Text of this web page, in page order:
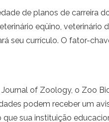
de planos de carreira
eqüino, veterinário
seu currículo. O fator-
of Zoology, o Zoo
podem receber um
sua instituição